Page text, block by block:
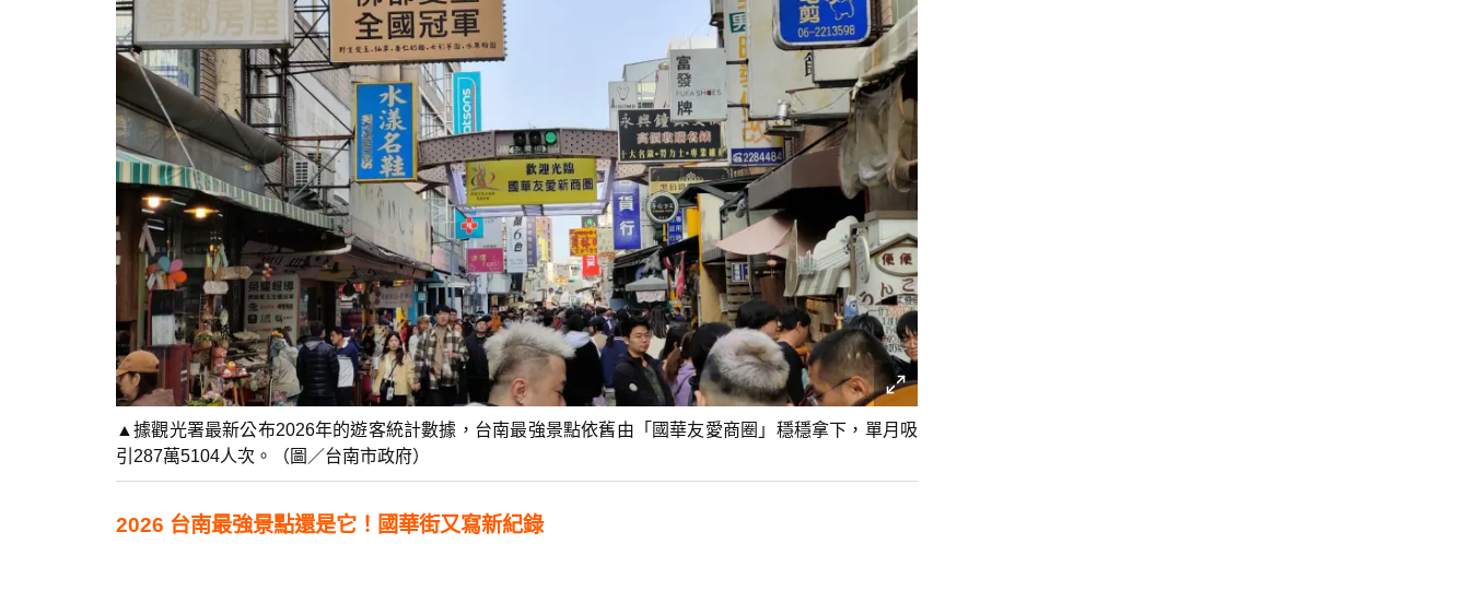
▲據觀光署最新公布2026年的遊客統計數據，台南最強景點依舊由「國華友愛商圈」穩穩拿下，單月吸
引287萬5104人次。（圖／台南市政府）
2026 台南最強景點還是它！國華街又寫新紀錄